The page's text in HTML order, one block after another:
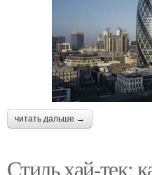
читать дальше →
Стиль хай-тек: